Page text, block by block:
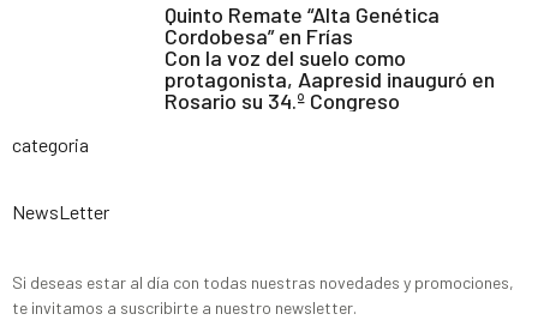
Quinto Remate “Alta Genética
Cordobesa” en Frías
Con la voz del suelo como
protagonista, Aapresid inauguró en
Rosario su 34.º Congreso
categoria
NewsLetter
Si deseas estar al día con todas nuestras novedades y promociones,
te invitamos a suscribirte a nuestro newsletter.